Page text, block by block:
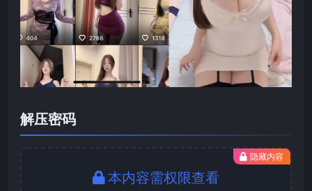
解压密码
隐藏内容
本内容需权限查看